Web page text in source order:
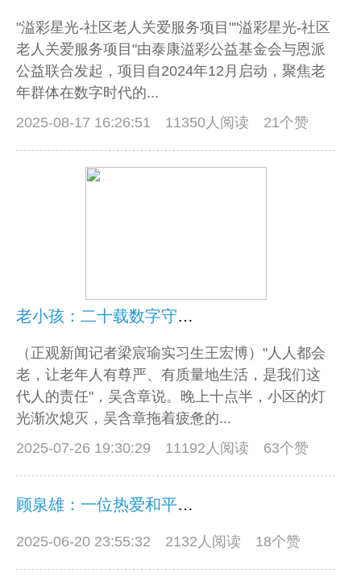
"溢彩星光-社区老人关爱服务项目""溢彩星光-社区
老人关爱服务项目"由泰康溢彩公益基金会与恩派
公益联合发起，项目自2024年12月启动，聚焦老
年群体在数字时代的...
2025-08-17 16:26:51
11350人阅读 21个赞
老小孩：二十载数字守望，编织老年人的温暖家园
（正观新闻记者梁宸瑜实习生王宏博）"人人都会
老，让老年人有尊严、有质量地生活，是我们这
代人的责任"，吴含章说。​晚上十点半，小区的灯
光渐次熄灭，吴含章拖着疲惫的...
2025-07-26 19:30:29
11192人阅读 63个赞
顾泉雄：一位热爱和平的中国老人
2025-06-20 23:55:32 2132人阅读 18个赞